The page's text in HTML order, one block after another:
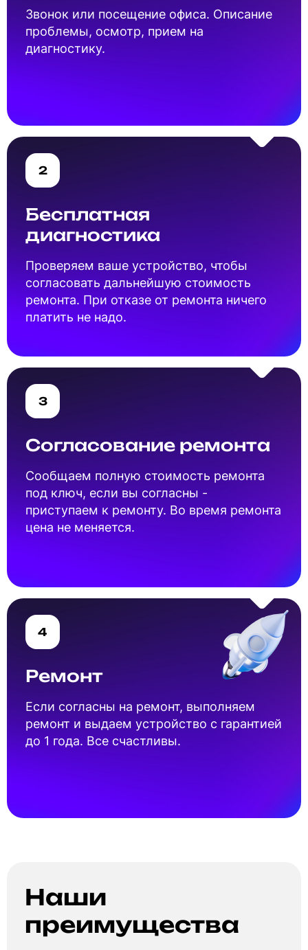
Звонок или посещение офиса. Описание
проблемы, осмотр, прием на
диагностику.
2
Бесплатная
диагностика
Проверяем ваше устройство, чтобы
согласовать дальнейшую стоимость
ремонта. При отказе от ремонта ничего
платить не надо.
3
Согласование ремонта
Cообщаем полную стоимость ремонта
под ключ, если вы согласны -
приступаем к ремонту. Во время ремонта
цена не меняется.
4
Ремонт
Если согласны на ремонт, выполняем
ремонт и выдаем устройство с гарантией
до 1 года. Все счастливы.
Наши
преимущества